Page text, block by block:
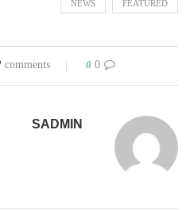
FEATURED
NEWS
0 comments
0
SADMIN